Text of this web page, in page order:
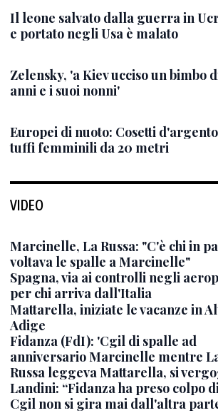
Il leone salvato dalla guerra in
e portato negli Usa è malato
Zelensky, 'a Kiev ucciso un bimbo
anni e i suoi nonni'
Europei di nuoto: Cosetti
tuffi femminili da 20 metri
VIDEO
Marcinelle, La Russa: "C'è chi in
voltava le spalle a Marcinelle"
Spagna, via ai controlli negli
per chi arriva dall'Italia
Mattarella, iniziate le vacanze in
Adige
Fidanza (FdI): 'Cgil di spalle ad
anniversario Marcinelle mentre
Russa leggeva Mattarella, si
Landini: “Fidanza ha preso colpo
Cgil non si gira mai dall'altra